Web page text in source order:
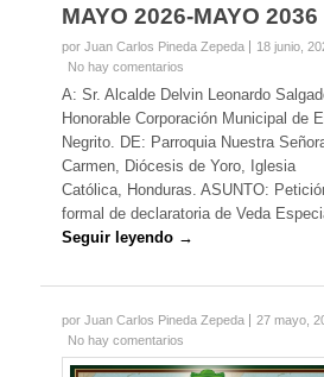
MAYO 2026-MAYO 2036
por Juan Carlos Pineda Zepeda
18 junio,
No hay comentarios
A: Sr. Alcalde Delvin Leonardo
Honorable Corporación Municipal de El
Negrito. DE: Parroquia Nuestra
Carmen, Diócesis de Yoro, Iglesia
Católica, Honduras. ASUNTO:
formal de declaratoria de Veda
Seguir leyendo →
por Juan Carlos Pineda Zepeda
27 mayo,
No hay comentarios